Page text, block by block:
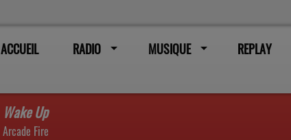
ACCUEIL RADIO MUSIQUE REPLAY
Wake Up
Arcade Fire